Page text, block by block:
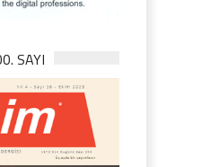
SAYI